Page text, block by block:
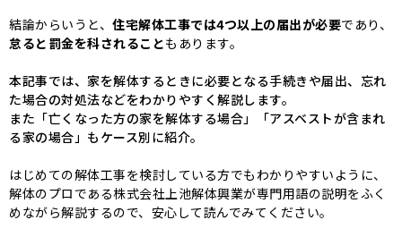
結論からいうと、 住宅解体工事では4つ以上の届出が必要であり、
怠ると罰金を科されることもあります。
本記事では、家を解体するときに必要となる手続きや届出、忘れ
た場合の対処法などをわかりやすく解説します。
また「亡くなった方の家を解体する場合」「アスベストが含まれ
る家の場合」もケース別に紹介。
はじめての解体工事を検討している方でもわかりやすいように、
解体のプロである株式会社上池解体興業が専門用語の説明をふく
めながら解説するので、安心して読んでみてください。